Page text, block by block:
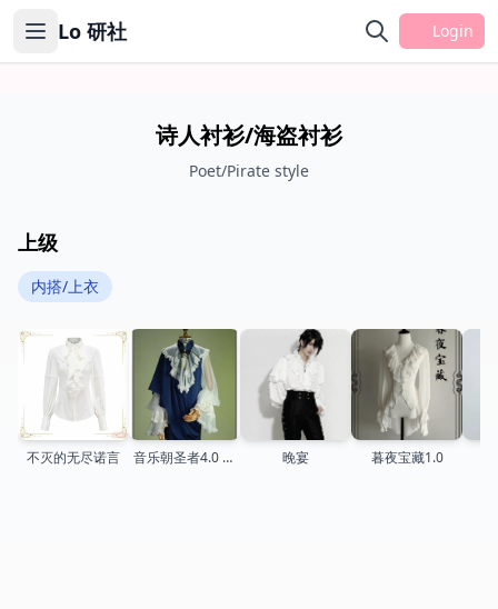
Lo 研社 Login
诗人衬衫/海盗衬衫
Poet/Pirate style
上级
内搭/上衣
不灭的无尽诺言
音乐朝圣者4.0 衬
晚宴 暮夜宝藏1.0